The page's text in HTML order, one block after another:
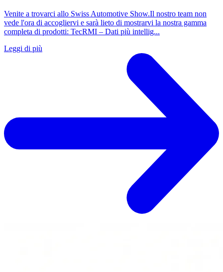
Venite a trovarci allo Swiss Automotive Show.Il nostro team non
vede l'ora di accogliervi e sarà lieto di mostrarvi la nostra gamma
completa di prodotti: TecRMI – Dati più intellig...
Leggi di più